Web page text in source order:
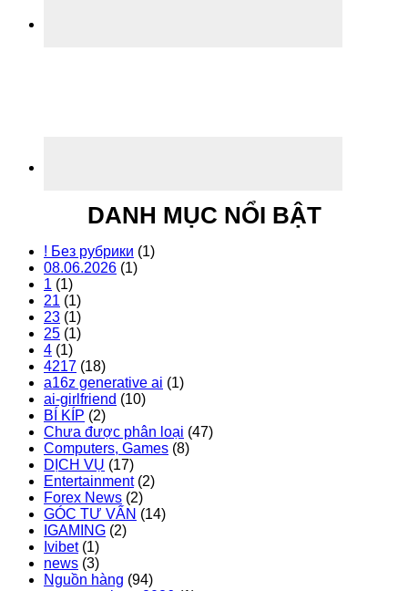
DANH MỤC NỔI BẬT
! Без рубрики (1)
08.06.2026 (1)
1 (1)
21 (1)
23 (1)
25 (1)
4 (1)
4217 (18)
a16z generative ai (1)
ai-girlfriend (10)
BÍ KÍP (2)
Chưa được phân loại (47)
Computers, Games (8)
DỊCH VỤ (17)
Entertainment(2)
Forex News (2)
GÓC TƯ VẤN (14)
IGAMING (2)
Ivibet(1)
news (3)
Nguồn hàng (94)